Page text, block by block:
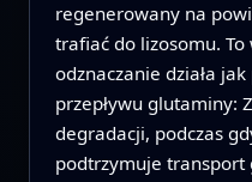
regenerowany na
trafiać do lizosomu.
odznaczanie działa
przepływu glutaminy:
degradacji, podczas
podtrzymuje transport